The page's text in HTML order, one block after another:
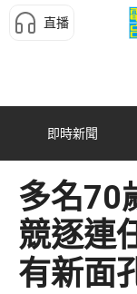
直播
即時新聞
多名70
競逐連
有新面